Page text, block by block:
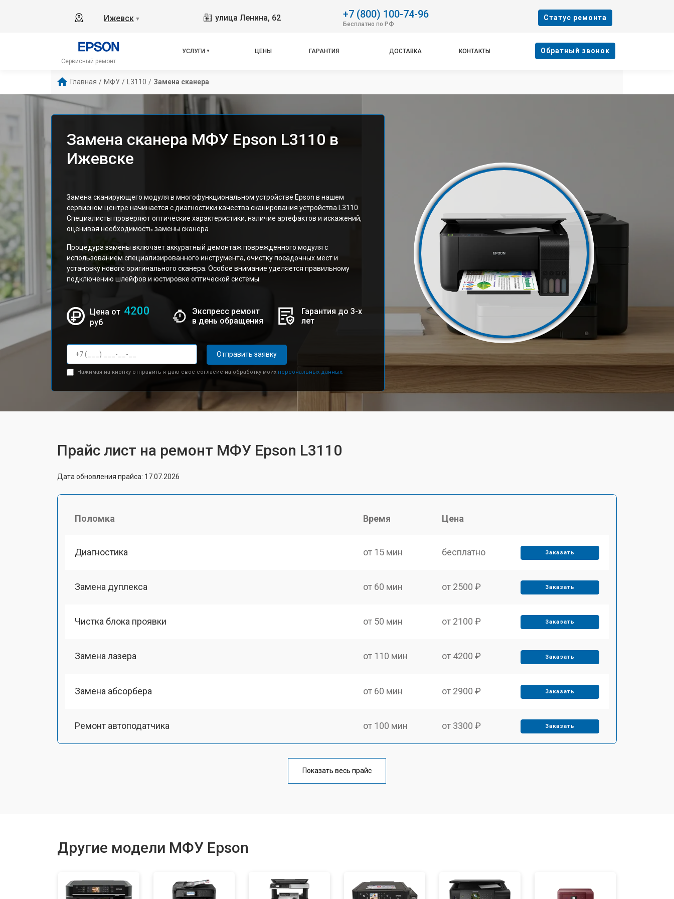
Ижевск ▼ улица Ленина, 62 +7 (800) 100-74-96
Бесплатно по РФ
Cтатус ремонта
Сервисный ремонт
УСЛУГИ ЦЕНЫ ГАРАНТИЯ ДОСТАВКА КОНТАКТЫ Oбратный звонок
Главная / МФУ / L3110 / Замена сканера
Замена сканера МФУ Epson L3110 в
Ижевске
Замена сканирующего модуля в многофункциональном устройстве Epson в нашем
сервисном центре начинается с диагностики качества сканирования устройства L3110.
Специалисты проверяют оптические характеристики, наличие артефактов и искажений,
оценивая необходимость замены сканера.
Процедура замены включает аккуратный демонтаж поврежденного модуля с
использованием специализированного инструмента, очистку посадочных мест и
установку нового оригинального сканера. Особое внимание уделяется правильному
подключению шлейфов и юстировке оптической системы.
Цена от 4200
руб
Экспресс ремонт
в день обращения
Гарантия до 3-х
лет
Отправить заявку
Нажимая на кнопку отправить я даю свое согласие на обработку моих персональных данных.
Прайс лист на ремонт МФУ Epson L3110
Дата обновления прайса: 17.07.2026
Поломка Время Цена
Диагностика от 15 мин бесплатно Заказать
Замена дуплекса от 60 мин от 2500 ₽ Заказать
Чистка блока проявки от 50 мин от 2100 ₽ Заказать
Замена лазера от 110 мин от 4200 ₽ Заказать
Замена абсорбера от 60 мин от 2900 ₽ Заказать
Ремонт автоподатчика от 100 мин от 3300 ₽ Заказать
от 60 мин
Показать весь прайс
Другие модели МФУ Epson